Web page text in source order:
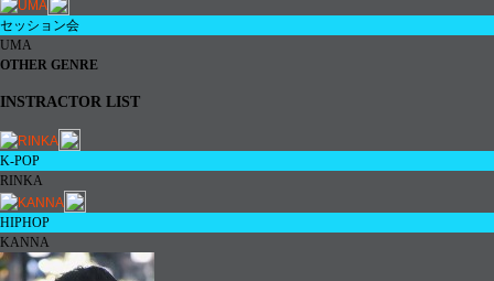
セッション会
UMA
OTHER GENRE
INSTRACTOR LIST
K-POP
RINKA
HIPHOP
KANNA